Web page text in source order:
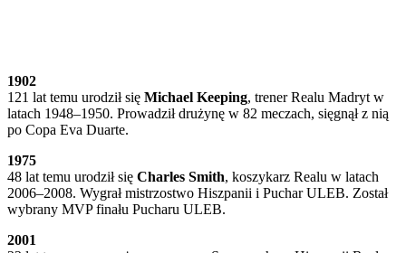
1902
121 lat temu urodził się Michael Keeping, trener Realu Madryt w
latach 1948–1950. Prowadził drużynę w 82 meczach, sięgnął z nią
po Copa Eva Duarte.
1975
48 lat temu urodził się Charles Smith, koszykarz Realu w latach
2006–2008. Wygrał mistrzostwo Hiszpanii i Puchar ULEB. Został
wybrany MVP finału Pucharu ULEB.
2001